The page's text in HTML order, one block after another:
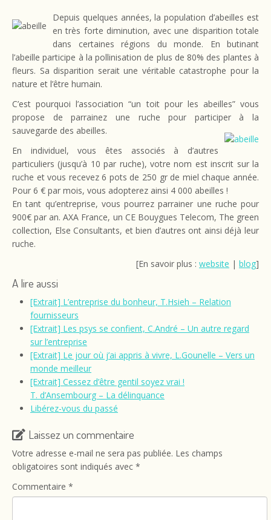
Depuis quelques années, la population d’abeilles est
en très forte diminution, avec une disparition totale
dans certaines régions du monde. En butinant
l’abeille participe à la pollinisation de plus de 80% des plantes à
fleurs. Sa disparition serait une véritable catastrophe pour la
nature et l’être humain.
C’est pourquoi l’association “un toit pour les abeilles” vous
propose de parrainez une ruche pour participer à la
sauvegarde des abeilles.
En individuel, vous êtes associés à d’autres
particuliers (jusqu’à 10 par ruche), votre nom est inscrit sur la
ruche et vous recevez 6 pots de 250 gr de miel chaque année.
Pour 6 € par mois, vous adopterez ainsi 4 000 abeilles !
En tant qu’entreprise, vous pourrez parrainer une ruche pour
900€ par an. AXA France, un CE Bouygues Telecom, The green
collection, Else Consultants, et bien d’autres ont ainsi déjà leur
ruche.
[En savoir plus : website | blog]
A lire aussi
[Extrait] L’entreprise du bonheur, T.Hsieh – Relation
fournisseurs
[Extrait] Les psys se confient, C.André – Un autre regard
sur l’entreprise
[Extrait] Le jour où j’ai appris à vivre, L.Gounelle – Vers un
monde meilleur
[Extrait] Cessez d’être gentil soyez vrai !
T. d’Ansembourg – La délinquance
Libérez-vous du passé
Laissez un commentaire
Votre adresse e-mail ne sera pas publiée. Les champs
obligatoires sont indiqués avec *
Commentaire *